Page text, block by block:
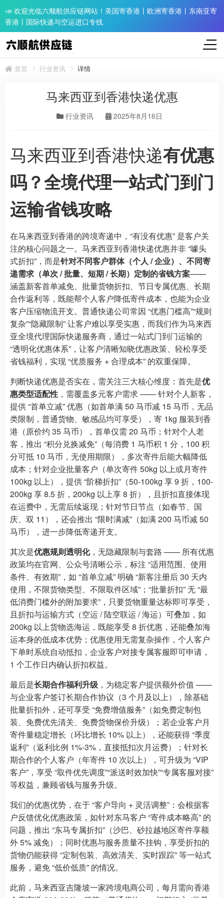
📣 欢迎光临六顺航供应链网站！美国寄香港丨欧洲寄香港丨东南亚寄
香港丨国际快递与空运进口专线
首页 行业资讯 详情
马来西亚到香港快递优惠
行业资讯 2025年8月16日
马来西亚到香港快递有优惠
吗？全境代理一站式门到门
运输省钱攻略
在马来西亚到香港的跨境寄递中，“有没有优惠” 是客户关
注的核心问题之一。马来西亚到香港快递优惠并非 “噱头
式折扣”，而是针对不同客户群体（个人 / 企业）、不同寄
递需求（单次 / 批量、短期 / 长期）定制的省钱方案——
涵盖新客首单减免、批量货物折扣、节日专属优惠、长期
合作返利等，既能帮个人客户降低寄件成本，也能为企业
客户压缩物流开支。普通快递公司常因 “优惠门槛高”“规则
复杂”“隐藏限制” 让客户难以享受实惠，而我们作为马来西
亚全境代理国际快递服务商，通过一站式门到门运输的
“透明化优惠体系”，让客户清晰知晓优惠政策、轻松享受
省钱福利，实现 “优质服务 + 合理成本” 的双重保障。
判断快递优惠是否实在，需关注三大核心维度：首先是优
惠类型适配性 ，需覆盖多元客户需求 —— 针对个人新客，
提供 “首单立减” 优惠（如首单满 50 马币减 15 马币，无品
类限制，普通货物、敏感品均可享受），寄 1kg 服装到香
港（原价约 35 马币），首单仅需 20 马币；针对个人老
客，推出 “积分兑换减免”（每消费 1 马币积 1 分，100 积
分可抵 10 马币，无使用期限），多次寄件后能大幅降低
成本；针对企业批量客户（单次寄件 50kg 以上或月寄件
100kg 以上），提供 “阶梯折扣”（50-100kg 享 9 折，100-
200kg 享 8.5 折，200kg 以上享 8 折），且折扣直接体现
在运费中，无需后续返现；针对节日节点（如春节、国
庆、双 11），还会推出 “限时满减”（如满 200 马币减 50
马币），进一步降低寄递开支。
其次是优惠规则透明化，无隐藏限制与套路 —— 所有优惠
政策均在官网、公众号清晰公示，标注 “适用范围、使用
条件、有效期”，如 “首单立减” 明确 “新客注册后 30 天内
使用，不限货物类型、不限取件区域”；“批量折扣” 无 “最
低消费门槛外的附加要求”，只要货物重量达标即可享受，
且折扣与运输方式（空运 / 陆空联运 / 海运）可叠加，如
200kg 以上货物选海运，既能享受 8 折优惠，还能叠加海
运本身的低成本优势；优惠使用无需复杂操作，个人客户
下单时系统自动抵扣，企业客户对接专属客服即可申请，
1 个工作日内确认折扣权益。
最后是长期合作福利升级 ，为稳定客户提供额外价值 ——
与企业客户签订长期合作协议（3 个月及以上），除基础
批量折扣外，还可享受 “免费增值服务”（如免费定制包
装、免费优先清关、免费货物保价升级）；若企业客户月
寄件量稳定增长（环比增长 10% 以上），还能获得 “季度
返利”（返利比例 1%-3%，直接抵扣次月运费）；针对长
期合作的个人客户（年寄件 10 次以上），可升级为 “VIP
客户”，享受 “取件优先调度”“派送时效加快”“专属客服对接”
等权益，兼顾省钱与服务升级。
我们的优惠优势，在于 “客户导向 + 灵活调整”：会根据客
户反馈优化优惠政策，如针对东马客户 “寄件成本略高” 的
问题，推出 “东马专属折扣”（沙巴、砂拉越地区寄件享额
外 5% 减免）；同时优惠与服务质量不挂钩，享受折扣的
货物仍能获得 “定制包装、高效清关、实时跟踪” 等一站式
服务，避免 “低价低质” 的情况。
此前，马来西亚吉隆坡一家跨境电商公司，每月需向香港